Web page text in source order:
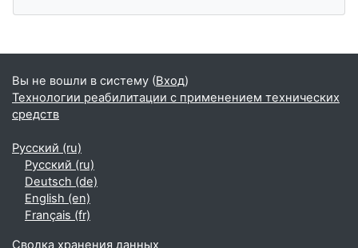
Вы не вошли в систему (Вход)
Технологии реабилитации с применением технических
средств
Русский ‎(ru)‎
Русский ‎(ru)‎
Deutsch ‎(de)‎
English ‎(en)‎
Français ‎(fr)‎
Сводка хранения данных